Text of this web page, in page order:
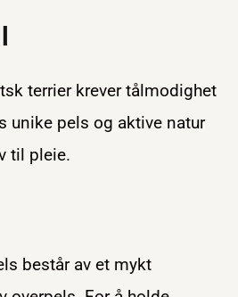
terrier krever tålmodighet
unike pels og aktive natur
til pleie.
består av et mykt